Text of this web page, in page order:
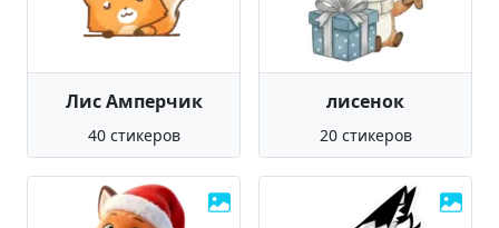
Лис Амперчик
40 стикеров
лисенок
20 стикеров